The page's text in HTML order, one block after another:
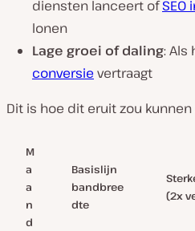
diensten lanceert ofSEO
lonen
Lage groei of daling: Als
conversie vertraagt
Dit is hoe dit eruit zou
M
a
a
n
d
Basislijn
bandbree
dte
(2x